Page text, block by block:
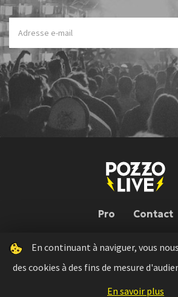
Pro Contact
Pozzo Live © 2026 | Conception : Pozzo
Press kit Règlement concours
En continuant à naviguer, vous
des cookies à des fins de mesure
En savoir plus